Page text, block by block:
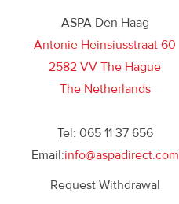
ASPA Den Haag
Antonie Heinsiusstraat 60
2582 VV The Hague
The Netherlands
Tel: 065 11 37 656
Email:info@aspadirect.com
Request Withdrawal